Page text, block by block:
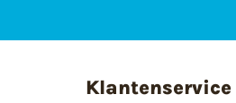
Klantenservice